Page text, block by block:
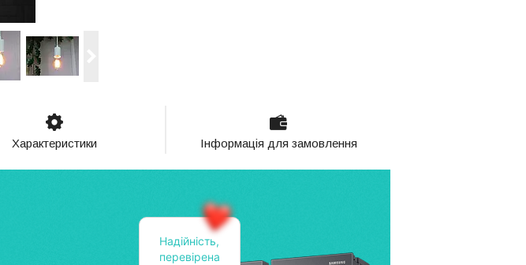
Характеристики Інформація для замовлення
Надійність,
перевірена